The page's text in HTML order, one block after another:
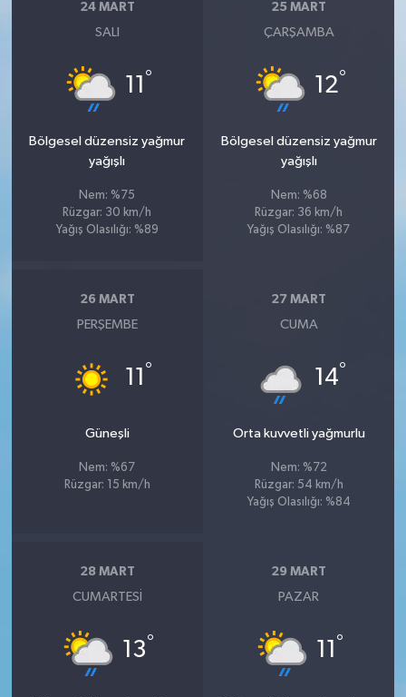
24 MART
SALI
11 °
Bölgesel düzensiz yağmur
yağışlı
Nem: %75
Rüzgar: 30 km/h
Yağış Olasılığı: %89
25 MART
ÇARŞAMBA
12°
Bölgesel düzensiz yağmur
yağışlı
Nem: %68
Rüzgar: 36 km/h
Yağış Olasılığı: %87
26 MART
PERŞEMBE
11 °
Güneşli
Nem: %67
Rüzgar: 15 km/h
27 MART
CUMA
14°
Orta kuvvetli yağmurlu
Nem: %72
Rüzgar: 54 km/h
Yağış Olasılığı: %84
28 MART
CUMARTESI
13°
29 MART
PAZAR
11 °